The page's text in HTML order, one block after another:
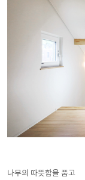
나무의 따뜻함을 품고